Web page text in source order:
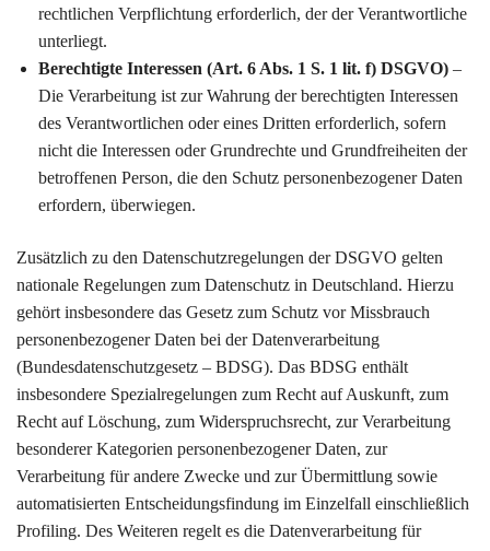
rechtlichen Verpflichtung erforderlich, der der Verantwortliche
unterliegt.
Berechtigte Interessen (Art. 6 Abs. 1 S. 1 lit. f) DSGVO) –
Die Verarbeitung ist zur Wahrung der berechtigten Interessen
des Verantwortlichen oder eines Dritten erforderlich, sofern
nicht die Interessen oder Grundrechte und Grundfreiheiten der
betroffenen Person, die den Schutz personenbezogener Daten
erfordern, überwiegen.
Zusätzlich zu den Datenschutzregelungen der DSGVO gelten
nationale Regelungen zum Datenschutz in Deutschland. Hierzu
gehört insbesondere das Gesetz zum Schutz vor Missbrauch
personenbezogener Daten bei der Datenverarbeitung
(Bundesdatenschutzgesetz – BDSG). Das BDSG enthält
insbesondere Spezialregelungen zum Recht auf Auskunft, zum
Recht auf Löschung, zum Widerspruchsrecht, zur Verarbeitung
besonderer Kategorien personenbezogener Daten, zur
Verarbeitung für andere Zwecke und zur Übermittlung sowie
automatisierten Entscheidungsfindung im Einzelfall einschließlich
Profiling. Des Weiteren regelt es die Datenverarbeitung für